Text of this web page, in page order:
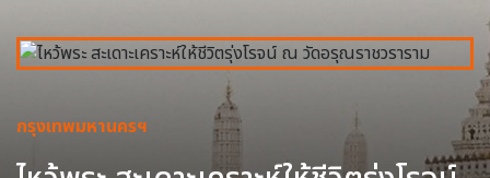
กรุงเทพมหานครฯ